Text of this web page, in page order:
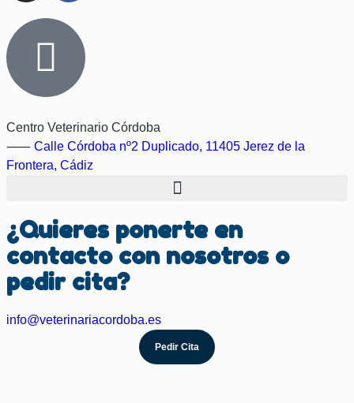
Centro Veterinario Córdoba
⸺ Calle Córdoba nº2 Duplicado, 11405 Jerez de la
Frontera, Cádiz
¿Quieres ponerte en
contacto con nosotros o
pedir cita?
info@veterinariacordoba.es
Pedir Cita